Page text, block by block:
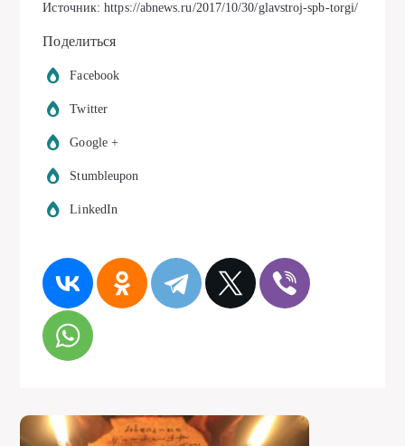
Источник: https://abnews.ru/2017/10/30/glavstroj-spb-torgi/
Поделиться
Facebook
Twitter
Google +
Stumbleupon
LinkedIn